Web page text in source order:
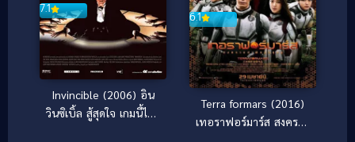
7.1
Invincible (2006) อิน
วินซิเบิ้ล สู้สุดใจ เกมนี้ไม่มี
6.1
Terra formars (2016)
เทอราฟอร์มาร์ส สงคราม